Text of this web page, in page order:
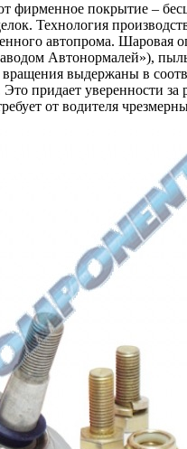
фирменное покрытие –
Технология
автопрома. Шаровая
Автонормалей»),
выдержаны в
придает уверенности
от водителя